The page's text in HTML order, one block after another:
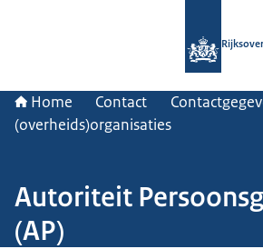
Home Contact
(overheids)organisaties
Autoriteit
(AP)